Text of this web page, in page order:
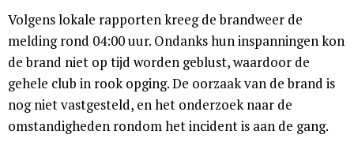
Volgens lokale rapporten kreeg de brandweer de
melding rond 04:00 uur. Ondanks hun inspanningen kon
de brand niet op tijd worden geblust, waardoor de
gehele club in rook opging. De oorzaak van de brand is
nog niet vastgesteld, en het onderzoek naar de
omstandigheden rondom het incident is aan de gang.